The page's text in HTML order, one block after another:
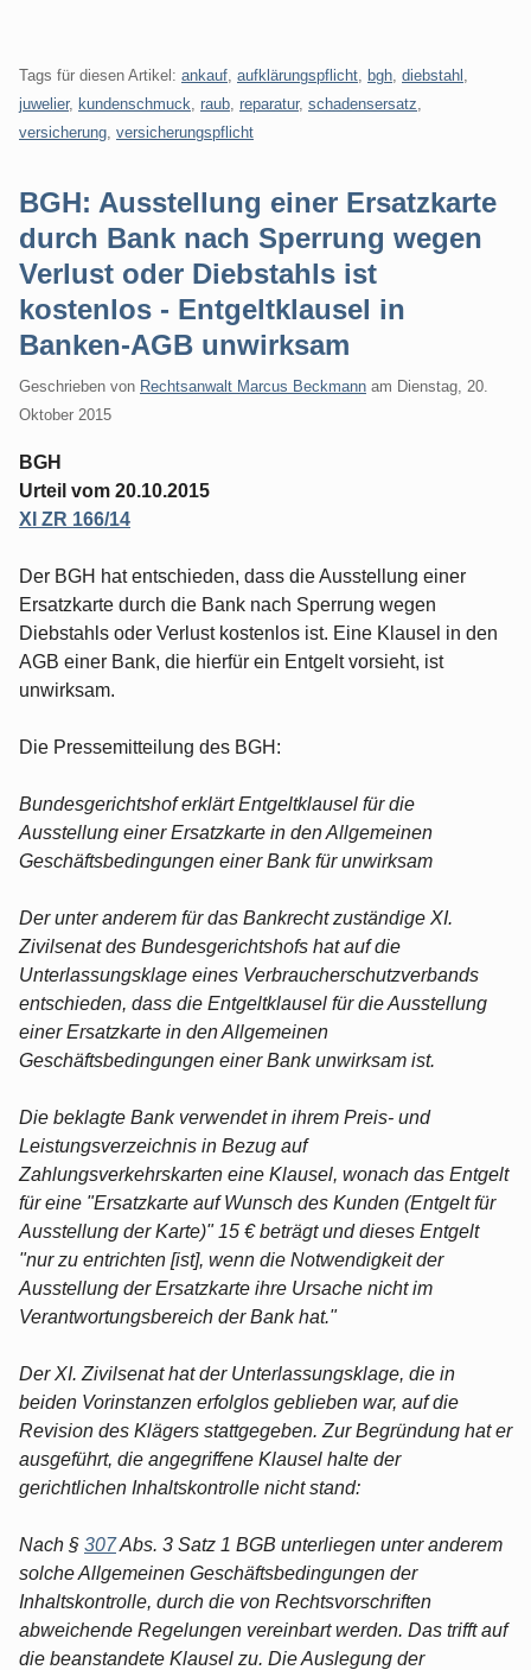
Tags für diesen Artikel: ankauf aufklärungspflicht bgh diebstahl
juwelier, kundenschmuck raub reparatur, schadensersatz
versicherung versicherungspflicht
BGH: Ausstellung einer Ersatzkarte
durch Bank nach Sperrung wegen
Verlust oder Diebstahls ist
kostenlos - Entgeltklausel in
Banken-AGB unwirksam
Geschrieben von Rechtsanwalt Marcus Beckmann am Dienstag, 20.
Oktober 2015
BGH
Urteil vom 20.10.2015
XI ZR 166/14
Der BGH hat entschieden, dass die Ausstellung einer
Ersatzkarte durch die Bank nach Sperrung wegen
Diebstahls oder Verlust kostenlos ist. Eine Klausel in den
AGB einer Bank, die hierfür ein Entgelt vorsieht, ist
unwirksam.
Die Pressemitteilung des BGH:
Bundesgerichtshof erklärt Entgeltklausel für die
Ausstellung einer Ersatzkarte in den Allgemeinen
Geschäftsbedingungen einer Bank für unwirksam
Der unter anderem für das Bankrecht zuständige XI.
Zivilsenat des Bundesgerichtshofs hat auf die
Unterlassungsklage eines Verbraucherschutzverbands
entschieden, dass die Entgeltklausel für die Ausstellung
einer Ersatzkarte in den Allgemeinen
Geschäftsbedingungen einer Bank unwirksam ist.
Die beklagte Bank verwendet in ihrem Preis- und
Leistungsverzeichnis in Bezug auf
Zahlungsverkehrskarten eine Klausel, wonach das Entgelt
für eine "Ersatzkarte auf Wunsch des Kunden (Entgelt für
Ausstellung der Karte)" 15 € beträgt und dieses Entgelt
"nur zu entrichten [ist], wenn die Notwendigkeit der
Ausstellung der Ersatzkarte ihre Ursache nicht im
Verantwortungsbereich der Bank hat."
Der XI. Zivilsenat hat der Unterlassungsklage, die in
beiden Vorinstanzen erfolglos geblieben war, auf die
Revision des Klägers stattgegeben. Zur Begründung hat er
ausgeführt, die angegriffene Klausel halte der
gerichtlichen Inhaltskontrolle nicht stand:
Nach § 307Abs. 3 Satz 1 BGB unterliegen unter anderem
solche Allgemeinen Geschäftsbedingungen der
Inhaltskontrolle, durch die von Rechtsvorschriften
abweichende Regelungen vereinbart werden. Das trifft auf
die beanstandete Klausel zu. Die Auslegung der